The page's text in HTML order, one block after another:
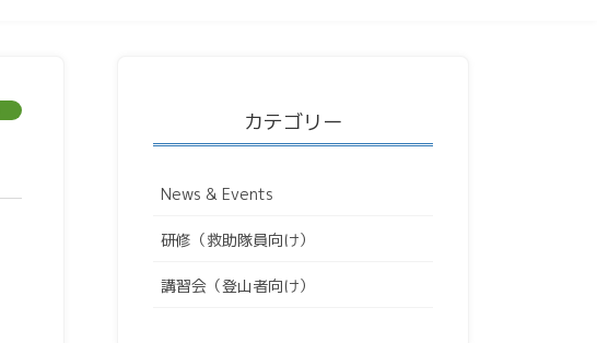
カテゴリー
News & Events
研修（救助隊員向け）
講習会（登山者向け）